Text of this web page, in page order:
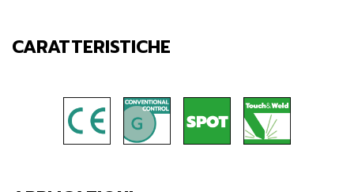
CARATTERISTICHE